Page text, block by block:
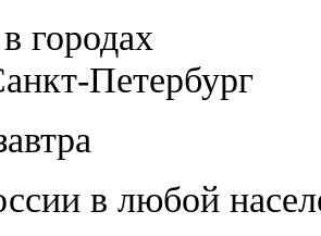
городах
Петербург
в любой